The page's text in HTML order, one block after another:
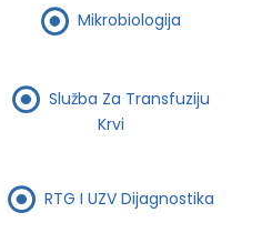
Mikrobiologija
Služba Za Transfuziju
Krvi
RTG I UZV Dijagnostika